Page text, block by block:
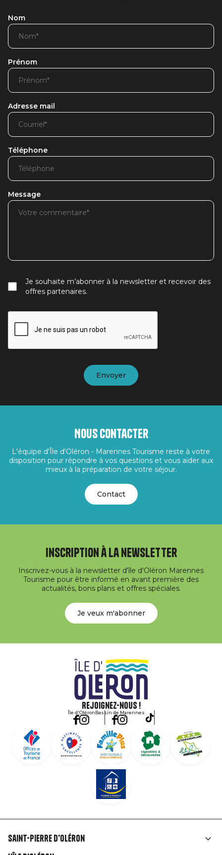
Nom
Prénom
Adresse mail
Téléphone
Message
Je souhaite m’abonner à la newsletter et recevoir des
offres partenaires.
Nous contacter
L'équipe d'Île d'Oléron - Marennes Tourisme reste à votre
disposition pour répondre à vos questions et vous aider aux
mieux à la préparation de votre séjour.
Contact
Inscription à la newsletter
Inscrivez-vous à la newsletter d'île d'Oléron Marennes
Tourisme pour être informé en avant première des
actualités, bons plans et offres spéciales.
Je veux m'abonner
Rejoignez-nous !
Île d'OléronBassin de Marennes
Liens
Saint-Pierre d'Oléron